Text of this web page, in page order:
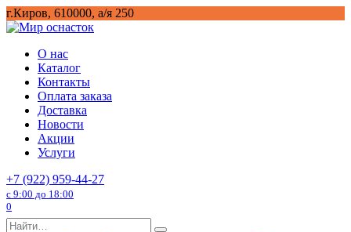
Перейти
к
г.Киров, 610000, а/я 250
О нас
Каталог
Контакты
Оплата заказа
Доставка
Новости
Акции
Услуги
+7 (922) 959-44-27
с 9:00 до 18:00
0
Search